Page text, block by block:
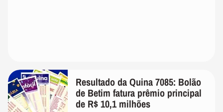
Resultado da Quina 7085: Bolão
de Betim fatura prêmio principal
de R$ 10,1 milhões